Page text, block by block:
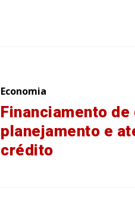
Economia
Financiamento
planejamento e
crédito